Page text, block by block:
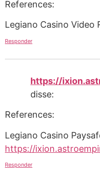
References:
Legiano Casino Video
Responder
https://
disse:
References:
Legiano Casino
https://
Responder